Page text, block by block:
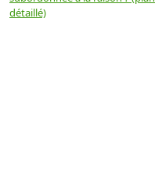
détaillé)